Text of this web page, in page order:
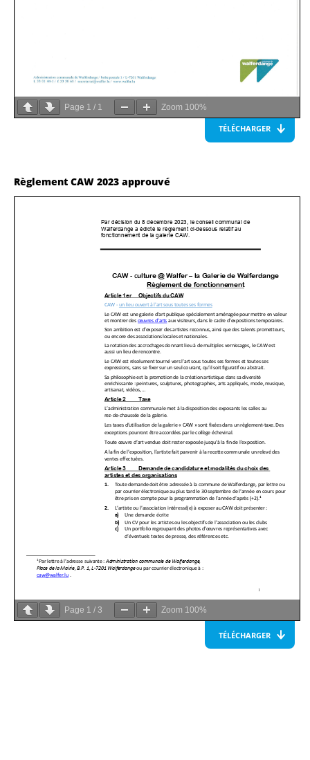
Page 1 / 1 Zoom 100%
TÉLÉCHARGER
Règlement CAW 2023 approuvé
Page 1 / 3 Zoom 100%
TÉLÉCHARGER